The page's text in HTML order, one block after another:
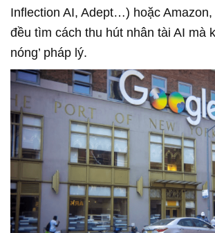
Inflection AI, Adept…) hoặc
đều tìm cách thu hút nhân tài AI mà
nóng’ pháp lý.